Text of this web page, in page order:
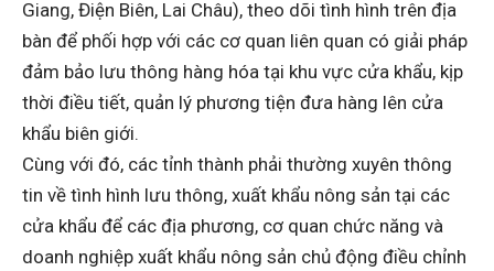
Giang, Điện Biên, Lai Châu), theo dõi tình hình trên địa
bàn để phối hợp với các cơ quan liên quan có giải pháp
đảm bảo lưu thông hàng hóa tại khu vực cửa khẩu, kịp
thời điều tiết, quản lý phương tiện đưa hàng lên cửa
khẩu biên giới.
Cùng với đó, các tỉnh thành phải thường xuyên thông
tin về tình hình lưu thông, xuất khẩu nông sản tại các
cửa khẩu để các địa phương, cơ quan chức năng và
doanh nghiệp xuất khẩu nông sản chủ động điều chỉnh